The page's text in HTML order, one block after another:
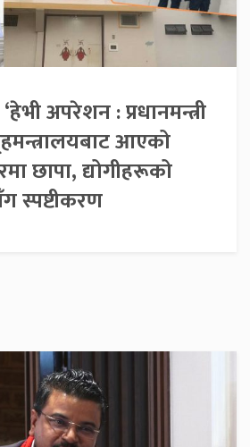
अपरेशन : प्रधानमन्त्री
आएको
छापा, द्योगीहरूको
स्पष्टीकरण